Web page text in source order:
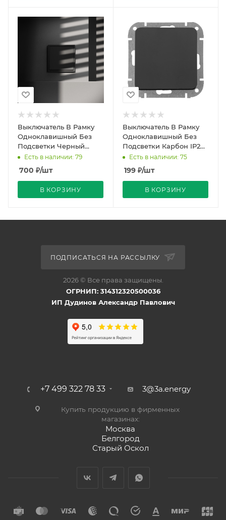
Выключатель В Рамку
Одноклавишный Без
Подсветки Черный
матовый IP20 10А 250В
VOLTUM
Есть в наличии: 79
700 ₽/шт
В КОРЗИНУ
Выключатель В Рамку
Одноклавишный Без
Подсветки Карбон IP20
10А 250В ASTRUM
Bylectrica (40)
Есть в наличии: 75
199 ₽/шт
В КОРЗИНУ
ПОДПИСАТЬСЯ НА РАССЫЛКУ
2026 © Все права защищены.
ОГРНИП: 314312320500036
ИП Дудинов Александр Павлович
+7 499 322 78 33 3@3a.energy
Купить продукцию в фирменных
магазинах:
Москва
Белгород
Старый Оскол